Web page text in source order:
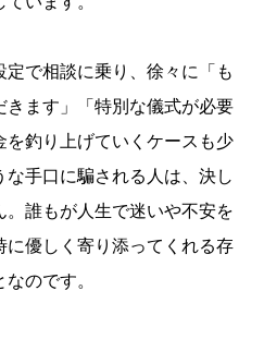
定で相談に乗り、徐々に「も
きます」「特別な儀式が必要
を釣り上げていくケースも少
手口に騙される人は、決し
誰もが人生で迷いや不安を
優しく寄り添ってくれる存
のです。